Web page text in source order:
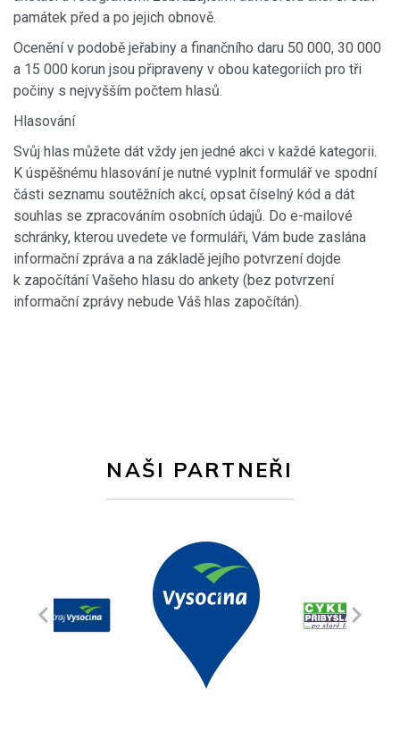
památek před a po jejich obnově.
Ocenění v podobě jeřabiny a finančního daru 50 000, 30 000
a 15 000 korun jsou připraveny v obou kategoriích pro tři
počiny s nejvyšším počtem hlasů.
Hlasování
Svůj hlas můžete dát vždy jen jedné akci v každé kategorii.
K úspěšnému hlasování je nutné vyplnit formulář ve spodní
části seznamu soutěžních akcí, opsat číselný kód a dát
souhlas se zpracováním osobních údajů. Do e-mailové
schránky, kterou uvedete ve formuláři, Vám bude zaslána
informační zpráva a na základě jejího potvrzení dojde
k započítání Vašeho hlasu do ankety (bez potvrzení
informační zprávy nebude Váš hlas započítán).
NAŠI PARTNEŘI